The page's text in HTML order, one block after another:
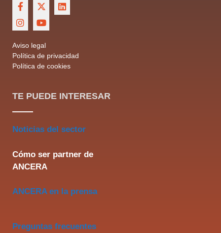
Aviso legal
Política de privacidad
Política de cookies
TE PUEDE INTERESAR
Noticias del sector
Cómo ser partner de
ANCERA
ANCERA en la prensa
Preguntas frecuentes